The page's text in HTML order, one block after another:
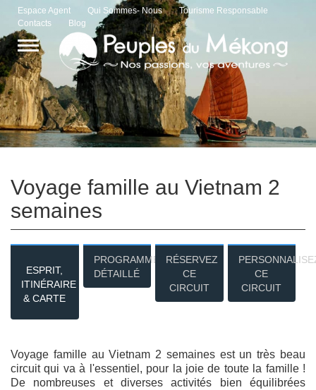
Espace Agent Qui Sommes- Nous
Tourisme Responsable
Contacts
Blog
Voyage famille au Vietnam 2
semaines
ESPRIT,
ITINÉRAIRE
& CARTE
PROGRAMME
DÉTAILLÉ
RÉSERVEZ
CE
CIRCUIT
CE
CIRCUIT
Voyage famille au Vietnam 2 semaines est un très beau
circuit qui va à l'essentiel, pour la joie de toute la famille !
De nombreuses et diverses activités bien équilibrées